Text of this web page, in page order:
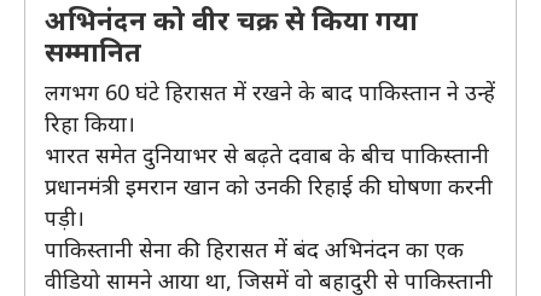
अभिनंदन को वीर चक्र से किया गया
सम्मानित
लगभग 60 घंटे हिरासत में रखने के बाद पाकिस्तान ने उन्हें
रिहा किया।
भारत समेत दुनियाभर से बढ़ते दवाब के बीच पाकिस्तानी
प्रधानमंत्री इमरान खान को उनकी रिहाई की घोषणा करनी
पड़ी।
पाकिस्तानी सेना की हिरासत में बंद अभिनंदन का एक
वीडियो सामने आया था, जिसमें वो बहादुरी से पाकिस्तानी